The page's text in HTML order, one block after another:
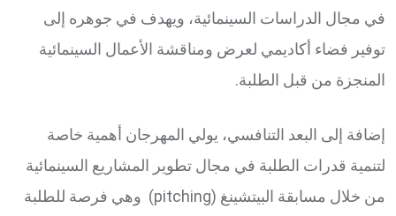
في مجال الدراسات السينمائية، ويهدف في جوهره إلى
توفير فضاء أكاديمي لعرض ومناقشة الأعمال السينمائية
المنجزة من قبل الطلبة.
إضافة إلى البعد التنافسي، يولي المهرجان أهمية خاصة
لتنمية قدرات الطلبة في مجال تطوير المشاريع السينمائية
من خلال مسابقة البيتشينغ (pitching) وهي فرصة للطلبة